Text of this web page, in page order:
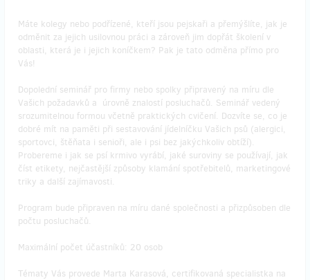
Máte kolegy nebo podřízené, kteří jsou pejskaři a přemýšlíte, jak je
odměnit za jejich usilovnou práci a zároveň jim dopřát školení v
oblasti, která je i jejich koníčkem? Pak je tato odměna přímo pro
Vás!
Dopolední seminář pro firmy nebo spolky připravený na míru dle
Vašich požadavků a úrovně znalostí posluchačů. Seminář vedený
srozumitelnou formou včetně praktických cvičení. Dozvíte se, co je
dobré mít na paměti při sestavování jídelníčku Vašich psů (alergici,
sportovci, štěňata i senioři, ale i psi bez jakýchkoliv obtíží).
Probereme i jak se psí krmivo vyrábí, jaké suroviny se používají, jak
číst etikety, nejčastější způsoby klamání spotřebitelů, marketingové
triky a další zajímavosti.
Program bude připraven na míru dané společnosti a přizpůsoben dle
počtu posluchačů.
Maximální počet účastníků: 20 osob
Tématy Vás provede Marta Karasová, certifikovaná specialistka na